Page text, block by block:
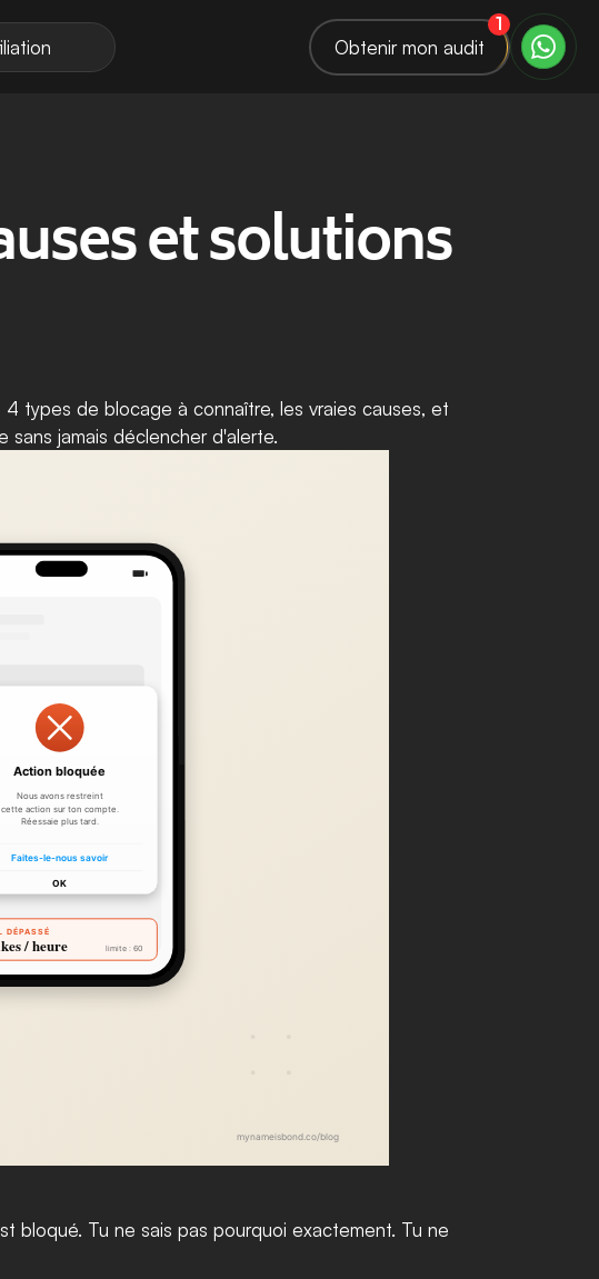
Obtenir mon audit
1
et solutions
types de blocage à connaître, les vraies causes, et
sans jamais déclencher d'alerte.
bloqué. Tu ne sais pas pourquoi exactement. Tu ne